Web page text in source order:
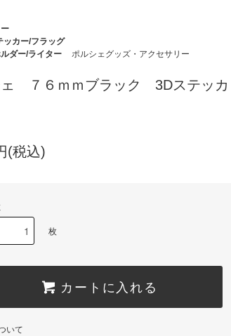
カー/フラッグ
ダー/ライター
ポルシェグッズ・アクセサリー
ェ ７６ｍｍブラック 3Dステッカ
(税込)
枚
カートに入れる
いて